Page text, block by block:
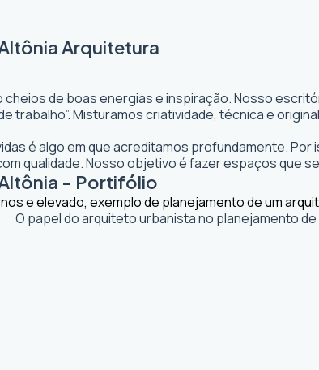
Arquitetura
cheios de boas energias e inspiração. Nosso
trabalho”. Misturamos criatividade, técnica e
é algo em que acreditamos profundamente.
qualidade. Nosso objetivo é fazer espaços que
- Portifólio
O papel do arquiteto urbanista no planejamento